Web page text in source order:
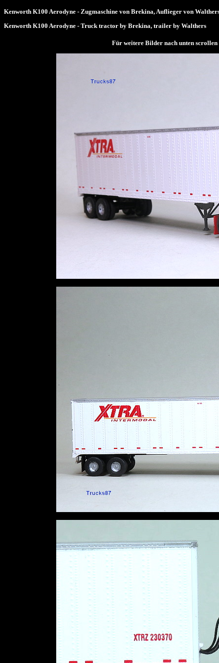
Kenworth K100 Aerodyne - Zugmaschine von Brekina, Auflieger von
Kenworth K100 Aerodyne - Truck tractor by Brekina, trailer by Walthers
Für weitere Bilder nach unten